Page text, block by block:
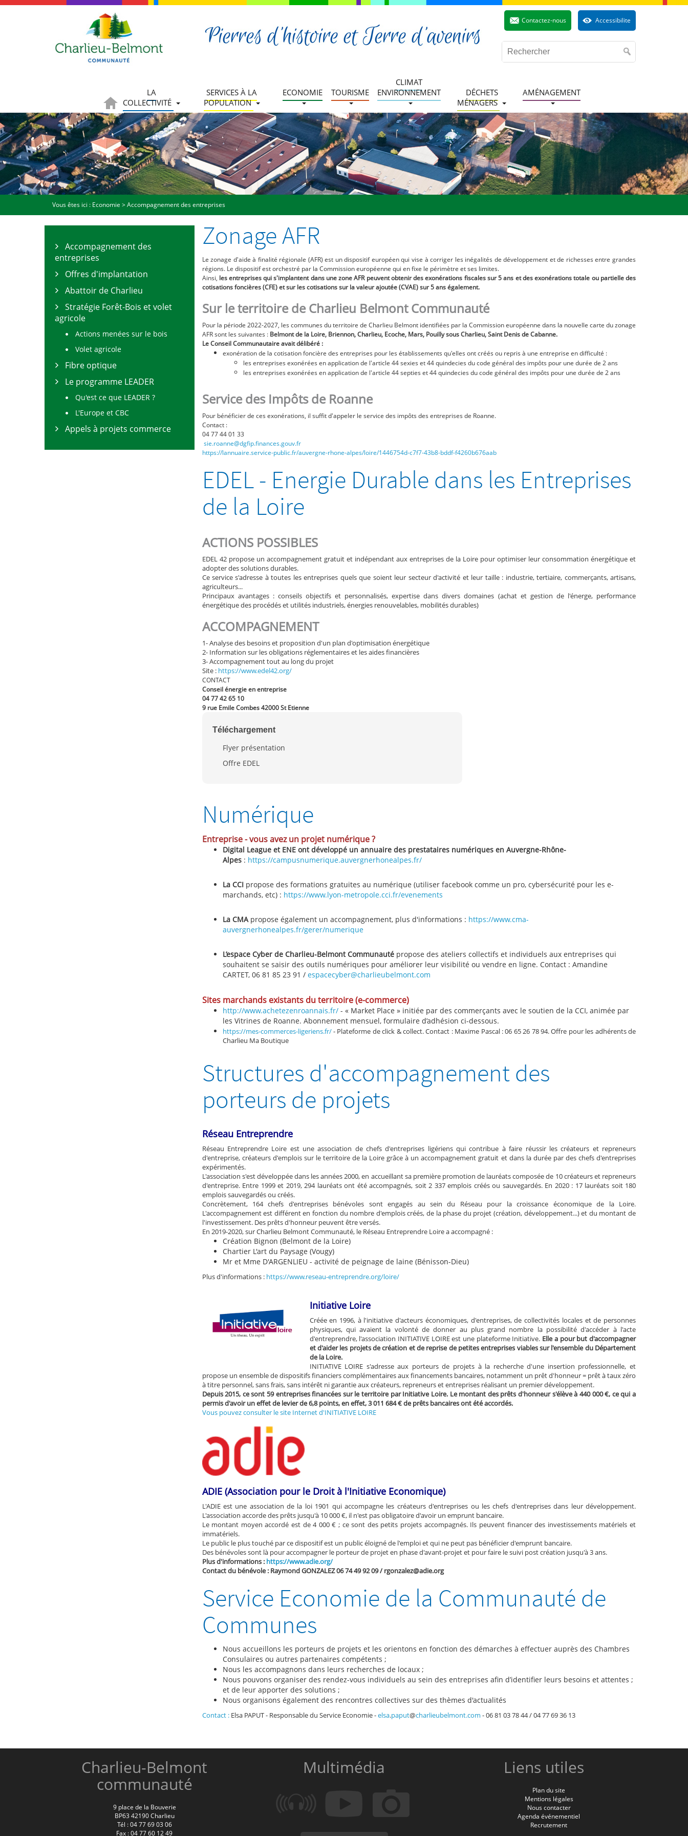
Contactez-nous Accessibilite
LA
COLLECTIVITÉ
SERVICES À LA
POPULATION
ECONOMIE TOURISME
CLIMAT
ENVIRONNEMENT
DÉCHETS
MÉNAGERS
AMÉNAGEMENT
Vous êtes ici : Economie >Accompagnement des entreprises
Accompagnement des
entreprises
Offres d'implantation
Abattoir de Charlieu
Stratégie Forêt-Bois et volet
agricole
Actions menées sur le bois
Volet agricole
Fibre optique
Le programme LEADER
Qu'est ce que LEADER ?
L'Europe et CBC
Appels à projets commerce
Zonage AFR
Le zonage d'aide à finalité régionale (AFR) est un dispositif européen qui vise à corriger les inégalités de développement et de richesses entre grandes
régions. Le dispositif est orchestré par la Commission européenne qui en fixe le périmètre et ses limites.
Ainsi, les entreprises qui s'implantent dans une zone AFR peuvent obtenir des exonérations fiscales sur 5 ans et des exonérations totale ou partielle des
cotisations foncières (CFE) et sur les cotisations sur la valeur ajoutée (CVAE) sur 5 ans également.
Sur le territoire de Charlieu Belmont Communauté
Pour la période 2022-2027, les communes du territoire de Charlieu Belmont identifiées par la Commission européenne dans la nouvelle carte du zonage
AFR sont les suivantes : Belmont de la Loire, Briennon, Charlieu, Ecoche, Mars, Pouilly sous Charlieu, Saint Denis de Cabanne.
Le Conseil Communautaire avait délibéré :
exonération de la cotisation foncière des entreprises pour les établissements qu'elles ont créés ou repris à une entreprise en difficulté :
les entreprises exonérées en application de l'article 44 sexies et 44 quindecies du code général des impôts pour une durée de 2 ans
les entreprises exonérées en application de l'article 44 septies et 44 quindecies du code général des impôts pour une durée de 2 ans
Service des Impôts de Roanne
Pour bénéficier de ces exonérations, il suffit d'appeler le service des impôts des entreprises de Roanne.
Contact :
04 77 44 01 33
sie.roanne@dgfip.finances.gouv.fr
https://lannuaire.service-public.fr/auvergne-rhone-alpes/loire/1446754d-c7f7-43b8-bddf-f4260b676aab
EDEL - Energie Durable dans les Entreprises
de la Loire
ACTIONS POSSIBLES
EDEL 42 propose un accompagnement gratuit et indépendant aux entreprises de la Loire pour optimiser leur consommation énergétique et
adopter des solutions durables.
Ce service s'adresse à toutes les entreprises quels que soient leur secteur d'activité et leur taille : industrie, tertiaire, commerçants, artisans,
agriculteurs...
Principaux avantages : conseils objectifs et personnalisés, expertise dans divers domaines (achat et gestion de l'énerge, performance
énergétique des procédés et utilités industriels, énergies renouvelables, mobilités durables)
ACCOMPAGNEMENT
1- Analyse des besoins et proposition d'un plan d'optimisation énergétique
2- Information sur les obligations réglementaires et les aides financières
3- Accompagnement tout au long du projet
Site : https://www.edel42.org/
CONTACT
Conseil énergie en entreprise
04 77 42 65 10
9 rue Emile Combes 42000 St Etienne
Téléchargement
Flyer présentation
Offre EDEL
Numérique
Entreprise - vous avez un projet numérique ?
Digital League et ENE ont développé un annuaire des prestataires numériques en Auvergne-Rhône-
Alpes : https://campusnumerique.auvergnerhonealpes.fr/
La CCI propose des formations gratuites au numérique (utiliser facebook comme un pro, cybersécurité pour les e-
marchands, etc) : https://www.lyon-metropole.cci.fr/evenements
La CMA propose également un accompagnement, plus d'informations : https://www.cma-
auvergnerhonealpes.fr/gerer/numerique
L’espace Cyber de Charlieu-Belmont Communautépropose des ateliers collectifs et individuels aux entreprises qui
souhaitent se saisir des outils numériques pour améliorer leur visibilité ou vendre en ligne. Contact : Amandine
CARTET, 06 81 85 23 91 / espacecyber@charlieubelmont.com
Sites marchands existants du territoire (e-commerce)
http://www.achetezenroannais.fr/ - « Market Place » initiée par des commerçants avec le soutien de la CCI, animée par
les Vitrines de Roanne. Abonnement mensuel, formulaire d’adhésion ci-dessous.
https://mes-commerces-ligeriens.fr/- Plateforme de click & collect. Contact : Maxime Pascal : 06 65 26 78 94. Offre pour les adhérents de
Charlieu Ma Boutique
Structures d'accompagnement des
porteurs de projets
Réseau Entreprendre
Réseau Entreprendre Loire est une association de chefs d'entreprises ligériens qui contribue à faire réussir les créateurs et repreneurs
d'entreprise, créateurs d'emplois sur le territoire de la Loire grâce à un accompagnement gratuit et dans la durée par des chefs d'entreprises
expérimentés.
L'association s'est développée dans les années 2000, en accueillant sa première promotion de lauréats composée de 10 créateurs et repreneurs
d'entreprise. Entre 1999 et 2019, 294 lauréats ont été accompagnés, soit 2 337 emplois créés ou sauvegardés. En 2020 : 17 lauréats soit 180
emplois sauvegardés ou créés.
Concrètement, 164 chefs d'entreprises bénévoles sont engagés au sein du Réseau pour la croissance économique de la Loire.
L'accompagnement est différent en fonction du nombre d'emplois créés, de la phase du projet (création, développement...) et du montant de
l'investissement. Des prêts d'honneur peuvent être versés.
En 2019-2020, sur Charlieu Belmont Communauté, le Réseau Entreprendre Loire a accompagné :
Création Bignon (Belmont de la Loire)
Chartier L'art du Paysage (Vougy)
Mr et Mme D'ARGENLIEU - activité de peignage de laine (Bénisson-Dieu)
Plus d'informations : https://www.reseau-entreprendre.org/loire/
Initiative Loire
Créée en 1996, à l'initiative d'acteurs économiques, d'entreprises, de collectivités locales et de personnes
physiques, qui avaient la volonté de donner au plus grand nombre la possibilité d'accéder à l'acte
d'entreprendre, l'association INITIATIVE LOIRE est une plateforme Initiative. Elle a pour but d'accompagner
et d'aider les projets de création et de reprise de petites entreprises viables sur l'ensemble du Département
de la Loire.
INITIATIVE LOIRE s'adresse aux porteurs de projets à la recherche d'une insertion professionnelle, et
propose un ensemble de dispositifs financiers complémentaires aux financements bancaires, notamment un prêt d'honneur = prêt à taux zéro
à titre personnel, sans frais, sans intérêt ni garantie aux créateurs, repreneurs et entreprises réalisant un premier développement.
Depuis 2015, ce sont 59 entreprises financées sur le territoire par Initiative Loire. Le montant des prêts d'honneur s'élève à 440 000 €, ce qui a
permis d'avoir un effet de levier de 6,8 points, en effet, 3 011 684 € de prêts bancaires ont été accordés.
Vous pouvez consulter le site Internet d'INITIATIVE LOIRE
ADIE (Association pour le Droit à l'Initiative Economique)
L'ADIE est une association de la loi 1901 qui accompagne les créateurs d'entreprises ou les chefs d'entreprises dans leur développement.
L'association accorde des prêts jusqu'à 10 000 €, il n'est pas obligatoire d'avoir un emprunt bancaire.
Le montant moyen accordé est de 4 000 € ; ce sont des petits projets accompagnés. Ils peuvent financer des investissements matériels et
immatériels.
Le public le plus touché par ce dispositif est un public éloigné de l'emploi et qui ne peut pas bénéficier d'emprunt bancaire.
Des bénévoles sont là pour accompagner le porteur de projet en phase d'avant-projet et pour faire le suivi post création jusqu'à 3 ans.
Plus d'informations : https://www.adie.org/
Contact du bénévole : Raymond GONZALEZ 06 74 49 92 09 / rgonzalez@adie.org
Service Economie de la Communauté de
Communes
Nous accueillons les porteurs de projets et les orientons en fonction des démarches à effectuer auprès des Chambres
Consulaires ou autres partenaires compétents ;
Nous les accompagnons dans leurs recherches de locaux ;
Nous pouvons organiser des rendez-vous individuels au sein des entreprises afin d’identifier leurs besoins et attentes ;
et de leur apporter des solutions ;
Nous organisons également des rencontres collectives sur des thèmes d'actualités
Contact : Elsa PAPUT - Responsable du Service Economie -elsa.paput@charlieubelmont.com - 06 81 03 78 44 / 04 77 69 36 13
Charlieu-Belmont
communauté
9 place de la Bouverie
BP63 42190 Charlieu
Tél : 04 77 69 03 06
Fax : 04 77 60 12 49
Multimédia Liens utiles
Plan du site
Mentions légales
Nous contacter
Agenda événementiel
Recrutement